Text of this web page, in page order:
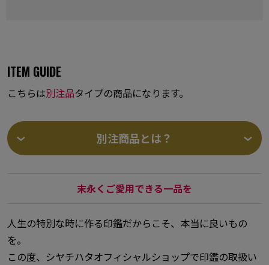
ITEM GUIDE
こちらは別注品タイプの商品になります。
別注商品とは？
末永くご愛用できる一品を
人生の特別な時に作る印鑑だからこそ、本当に良いもの
を。
この度、シヤチハタオフィシャルショップで印鑑の取扱い